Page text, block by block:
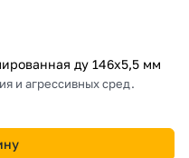
ду 146х5,5 мм
и агрессивных сред.